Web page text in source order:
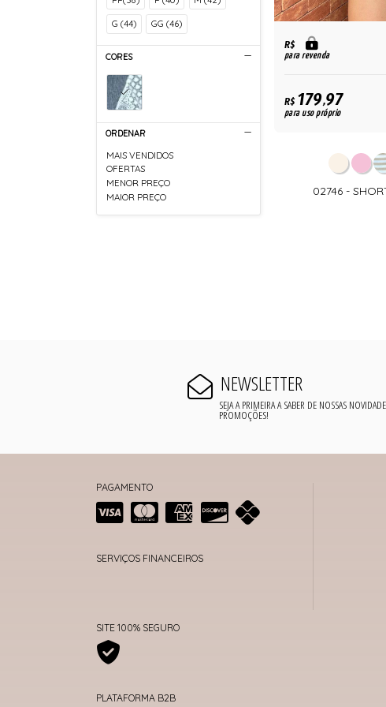
G (44) GG (46)
CORES
ORDENAR
MAIS VENDIDOS
OFERTAS
MENOR PREÇO
MAIOR PREÇO
R$
para revenda
R$179,97
para uso próprio
02746 -
NEWSLETTER
SEJA A PRIMEIRA A SABER DE NOSSAS
PROMOÇÕES!
PAGAMENTO
SERVIÇOS FINANCEIROS
SITE 100% SEGURO
PLATAFORMA B2B